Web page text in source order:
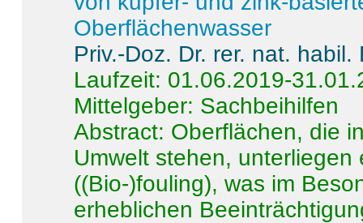
Oberflächenwasser
Priv.-Doz. Dr. rer. nat.
Laufzeit: 01.06.2019-
Mittelgeber: Sachbeihilfen
Abstract: Oberflächen, die
Umwelt stehen,
((Bio-)fouling), was im
erheblichen